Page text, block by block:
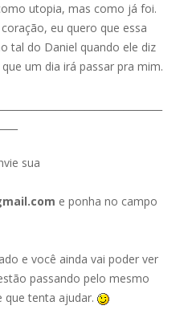
utopia, mas como já foi.
eu quero que essa
tal do Daniel quando ele diz
um dia irá passar pra mim.
sua
e ponha no campo
e você ainda vai poder ver
passando pelo mesmo
que tenta ajudar.